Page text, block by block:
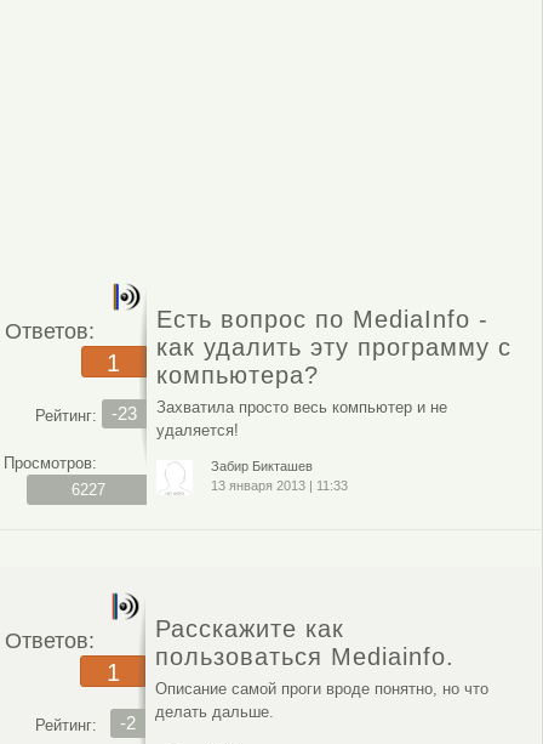
Ответов:
1
Рейтинг: -23
Просмотров:
6227
Есть вопрос по MediaInfo -
как удалить эту программу с
компьютера?
Захватила просто весь компьютер и не
удаляется!
Забир Бикташев
13 января 2013| 11:33
Ответов:
1
Рейтинг: -2
Расскажите как
пользоваться Mediainfo.
Описание самой проги вроде понятно, но что
делать дальше.